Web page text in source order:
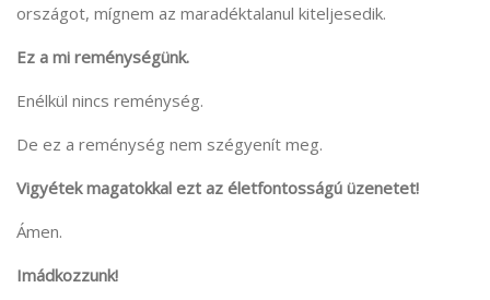
országot, mígnem az maradéktalanul kiteljesedik.
Ez a mi reménységünk.
Enélkül nincs reménység.
De ez a reménység nem szégyenít meg.
Vigyétek magatokkal ezt az életfontosságú üzenetet!
Ámen.
Imádkozzunk!